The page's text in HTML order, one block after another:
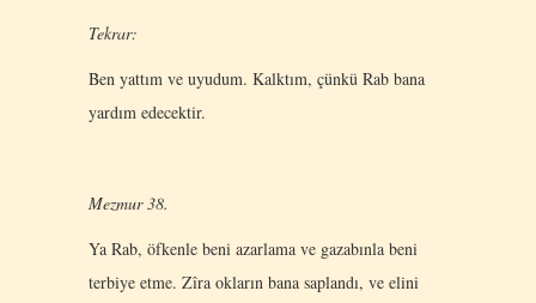
Tekrar:
Ben yattım ve uyudum. Kalktım, çünkü Rab bana
yardım edecektir.
Mezmur 38.
Ya Rab, öfkenle beni azarlama ve gazabınla beni
terbiye etme. Zîra okların bana saplandı, ve elini